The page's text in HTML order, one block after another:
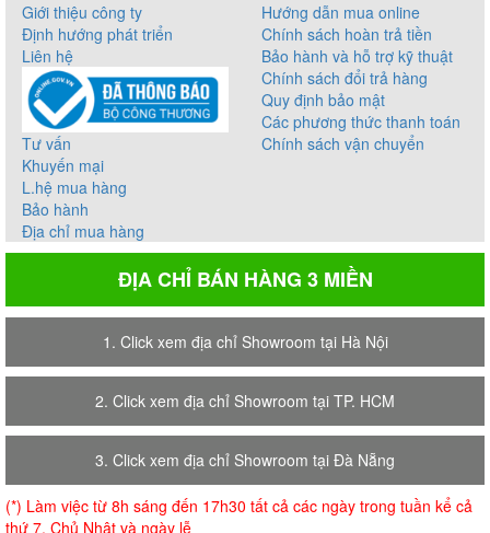
Giới thiệu công ty
Định hướng phát triển
Liên hệ
Tư vấn
Khuyến mại
L.hệ mua hàng
Bảo hành
Địa chỉ mua hàng
Hướng dẫn mua online
Chính sách hoàn trả tiền
Bảo hành và hỗ trợ kỹ thuật
Chính sách đổi trả hàng
Quy định bảo mật
Các phương thức thanh toán
Chính sách vận chuyển
ĐỊA CHỈ BÁN HÀNG 3 MIỀN
1. Click xem địa chỉ Showroom tại Hà Nội
2. Click xem địa chỉ Showroom tại TP. HCM
3. Click xem địa chỉ Showroom tại Đà Nẵng
(*) Làm việc từ 8h sáng đến 17h30 tất cả các ngày trong tuần kể cả
thứ 7, Chủ Nhật và ngày lễ